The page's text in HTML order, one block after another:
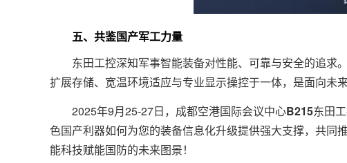
五、共鉴国产军工力量
东田工控深知军事智能装备对性能、可靠与安全的追求。
扩展存储、宽温环境适应与专业显示操控于一体，是面向未来
2025年9月25-27日，成都空港国际会议中心B215东田
色国产利器如何为您的装备信息化升级提供强大支撑，共同
能科技赋能国防的未来图景！